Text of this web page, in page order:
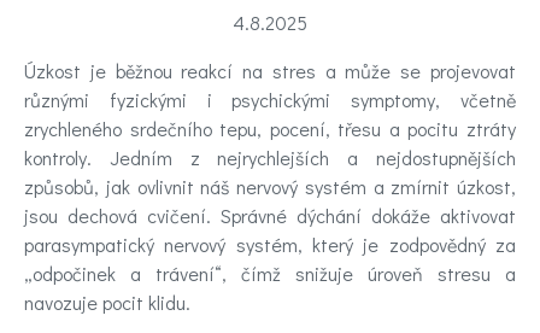
nálady
Novinky
Poradna
a
chat
4.8.2025
Úzkost je běžnou reakcí na stres a může se projevovat
různými fyzickými i psychickými symptomy, včetně
zrychleného srdečního tepu, pocení, třesu a pocitu ztráty
kontroly. Jedním z nejrychlejších a nejdostupnějších
způsobů, jak ovlivnit náš nervový systém a zmírnit úzkost,
jsou dechová cvičení. Správné dýchání dokáže aktivovat
parasympatický nervový systém, který je zodpovědný za
„odpočinek a trávení“, čímž snižuje úroveň stresu a
navozuje pocit klidu.